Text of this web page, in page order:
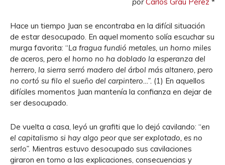
Hace un tiempo Juan se encontraba en la difícil situación
de estar desocupado. En aquel momento solía escuchar su
murga favorita: “La fragua fundió metales, un horno miles
de aceros, pero el horno no ha doblado la esperanza del
herrero, la sierra serró madero del árbol más altanero, pero
no cortó su filo el sueño del carpintero…”. (1) En aquellos
difíciles momentos Juan mantenía la confianza en dejar de
ser desocupado.
De vuelta a casa, leyó un grafiti que lo dejó cavilando: “en
el capitalismo si hay algo peor que ser explotado, es no
serlo”. Mientras estuvo desocupado sus cavilaciones
giraron en torno a las explicaciones, consecuencias y